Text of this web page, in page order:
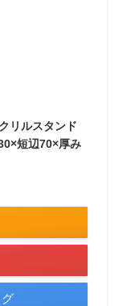
リルスタンド
短辺70×厚み